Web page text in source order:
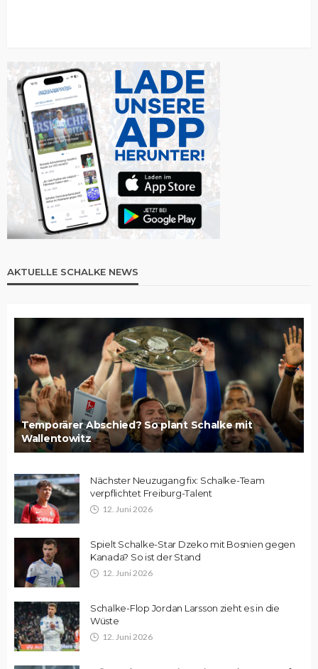
AKTUELLE SCHALKE NEWS
Temporärer Abschied? So plant Schalke mit
Wallentowitz
Nächster Neuzugang fix: Schalke-Team
verpflichtet Freiburg-Talent
12. Juni 2026
Spielt Schalke-Star Dzeko mit Bosnien gegen
Kanada? So ist der Stand
12. Juni 2026
Schalke-Flop Jordan Larsson zieht es in die
Wüste
12. Juni 2026